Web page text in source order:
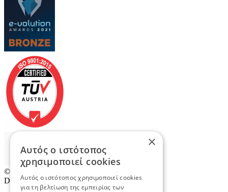
© 2026
Designed & developed byNETMECHANICS
×
Αυτός ο ιστότοπος
χρησιμοποιεί cookies
Αυτός ο ιστότοπος χρησιμοποιεί cookies
για τη βελτίωση της εμπειρίας των